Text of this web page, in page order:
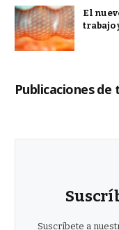
El
trabajo
Publicaciones de
Suscríbete a